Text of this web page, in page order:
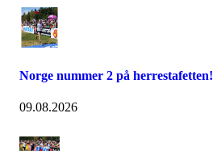
Norge nummer 2 på herrestafetten!
09.08.2026